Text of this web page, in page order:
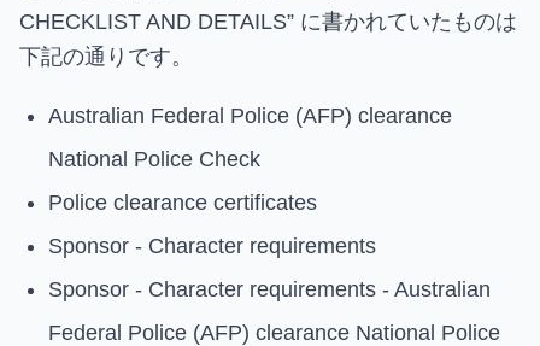
CHECKLIST AND DETAILS” に書かれていたものは
下記の通りです。
Australian Federal Police (AFP) clearance
National Police Check
Police clearance certificates
Sponsor - Character requirements
Sponsor - Character requirements - Australian
Federal Police (AFP) clearance National Police